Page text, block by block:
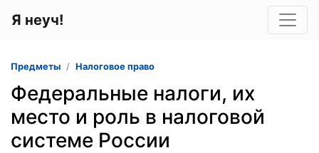
Я неуч!
Предметы Налоговое право
Федеральные налоги, их
место и роль в налоговой
системе России